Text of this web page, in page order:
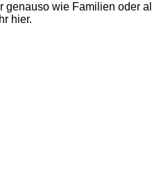
wie Familien oder
hier.